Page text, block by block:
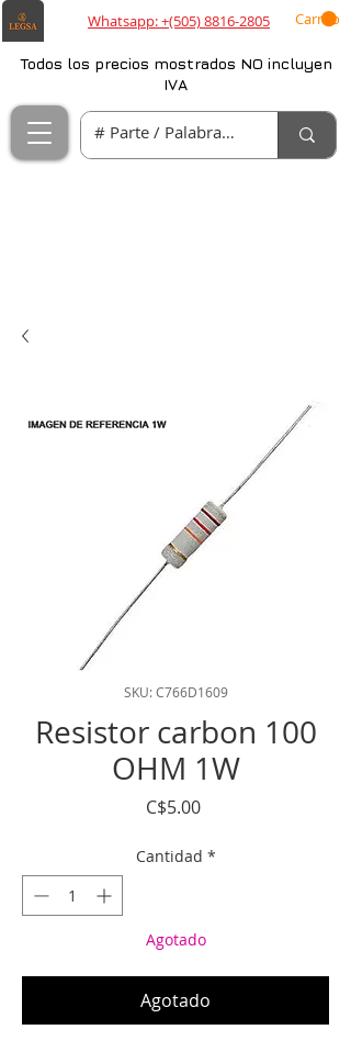
Whatsapp: +(505) 8816-2805 Carrito
Todos los precios mostrados NO incluyen
IVA
SKU: C766D1609
Resistor carbon 100
OHM 1W
C$5.00Precio
Cantidad *
Agotado
Agotado